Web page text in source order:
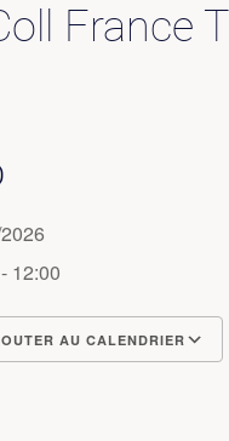
France
12:00
AU CALENDRIER